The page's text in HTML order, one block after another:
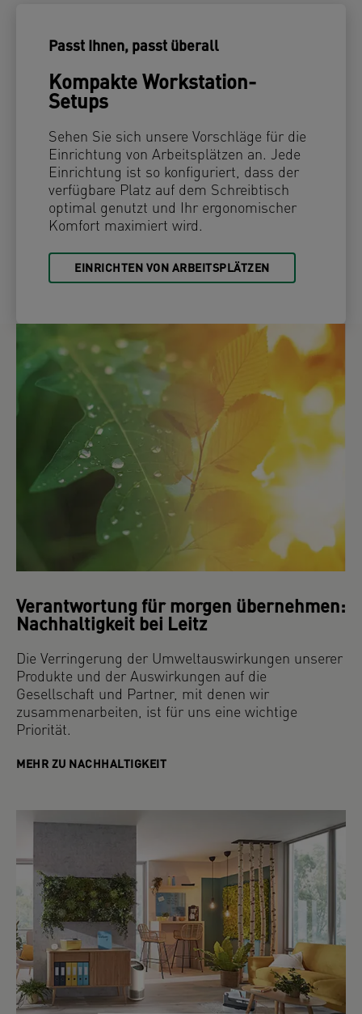
Passt Ihnen, passt überall
Kompakte Workstation-
Setups
Sehen Sie sich unsere Vorschläge für die
Einrichtung von Arbeitsplätzen an. Jede
Einrichtung ist so konfiguriert, dass der
verfügbare Platz auf dem Schreibtisch
optimal genutzt und Ihr ergonomischer
Komfort maximiert wird.
EINRICHTEN VON ARBEITSPLÄTZEN
Verantwortung für morgen übernehmen:
Nachhaltigkeit bei Leitz
Die Verringerung der Umweltauswirkungen unserer
Produkte und der Auswirkungen auf die
Gesellschaft und Partner, mit denen wir
zusammenarbeiten, ist für uns eine wichtige
Priorität.
MEHR ZU NACHHALTIGKEIT